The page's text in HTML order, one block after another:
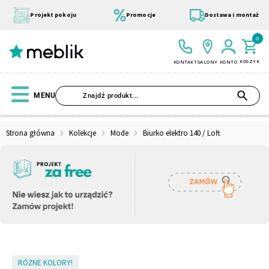
treści
Projekt pokoju Promocje Dostawa i montaż
KONTAKTSALONY KONTO KOSZYK
0
MENU
Strona główna Kolekcje Mode Biurko elektro 140 / Loft
SkipRÓŻNE KOLORY!
Wszystkie Kolekcje Modułowe
Szafa Łóżko
Materace Pufy